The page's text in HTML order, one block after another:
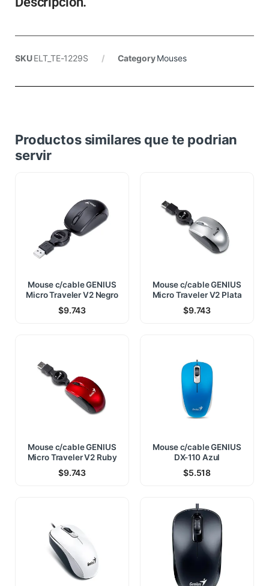
SKUELT_TE-1229S Category Mouses
Productos similares que te podrian
servir
Mouse c/cable GENIUS
Micro Traveler V2 Negro
$9.743
Mouse c/cable GENIUS
Micro Traveler V2 Plata
$9.743
Mouse c/cable GENIUS
Micro Traveler V2 Ruby
$9.743
Mouse c/cable GENIUS
DX-110 Azul
$5.518